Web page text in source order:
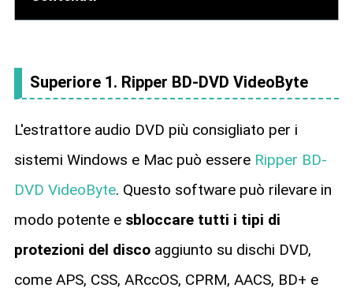
Superiore 1. Ripper BD-DVD VideoByte
L'estrattore audio DVD più consigliato per i
sistemi Windows e Mac può essere Ripper BD-
DVD VideoByte. Questo software può rilevare in
modo potente e sbloccare tutti i tipi di
protezioni del discoaggiunto su dischi DVD,
come APS, CSS, ARccOS, CPRM, AACS, BD+ e